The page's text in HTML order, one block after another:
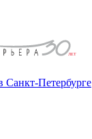
Санкт-Петербурге